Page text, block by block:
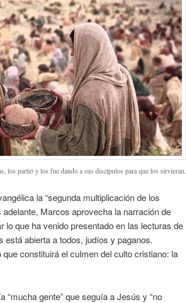
los partió y los fue dando a sus discípulos para que los sirvieran.
la “segunda multiplicación de los
Marcos aprovecha la narración de
lo que ha venido presentado en las lecturas de
abierta a todos, judíos y paganos.
constituirá el culmen del culto cristiano: la
“mucha gente” que seguía a Jesús y “no